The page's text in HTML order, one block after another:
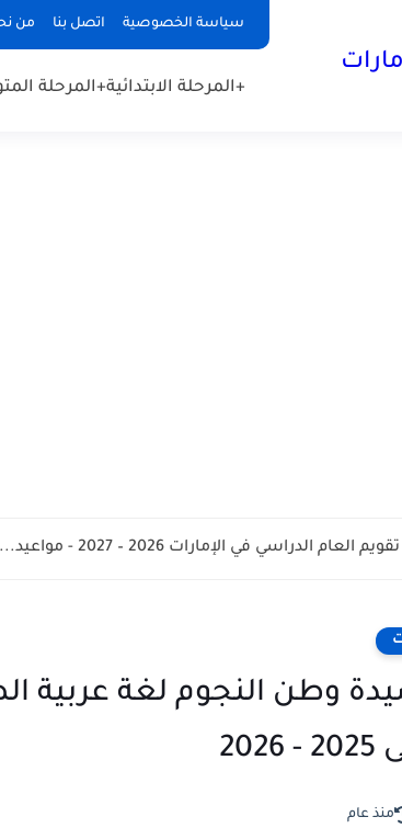
سياسة الخصوصية اتصل بنا من
+المرحلة الابتدائية+المرحلة
تقويم العام الدراسي في الإمارات 2026 – 2027 - مواعيد...
وطن النجوم لغة
منذ عام